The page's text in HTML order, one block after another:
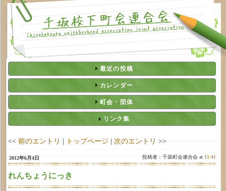
最近の投稿
カレンダー
町会・団体
リンク集
<< 前のエントリ | トップページ | 次のエントリ >>
2012年6月4日 投稿者：千坂町会連合会 at 11:41
れんちょうにっき